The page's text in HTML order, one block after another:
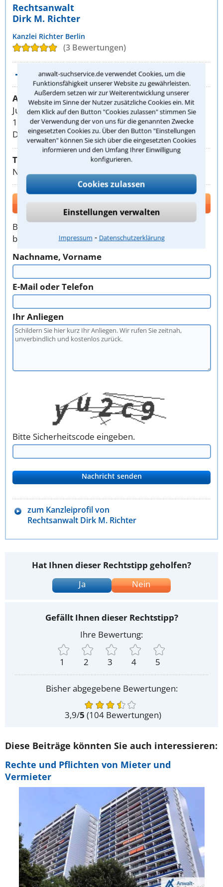
anwalt-suchservice.de verwendet Cookies, um die
Funktionsfähigkeit unserer Website zu gewährleisten.
Außerdem setzen wir zur Weiterentwicklung unserer
Website im Sinne der Nutzer zusätzliche Cookies ein. Mit
dem Klick auf den Button "Cookies zulassen" stimmen Sie
der Verwendung der von uns für die genannten Zwecke
eingesetzten Cookies zu. Über den Button "Einstellungen
verwalten" können Sie sich über die eingesetzten Cookies
informieren und den Umfang Ihrer Einwilligung
konfigurieren.
Cookies zulassen
Einstellungen verwalten
Impressum ⁃ Datenschutzerklärung
Rechtsanwalt
Dirk M. Richter
Kanzlei Richter Berlin
(3 Bewertungen)
Weitere Rechtstipps (40)
Anschrift
Jungstraße 4
10247 Berlin
DEUTSCHLAND
Telefon:
Nummer anzeigen
Kontakt
Bitte verwenden Sie zur Kontaktaufnahme
bevorzugt dieses Formular. Vielen Dank!
Nachname, Vorname
E-Mail oder Telefon
Ihr Anliegen
Bitte Sicherheitscode eingeben.
zum Kanzleiprofil von
Rechtsanwalt Dirk M. Richter
Hat Ihnen dieser Rechtstipp geholfen?
Ja
Nein
Gefällt Ihnen dieser Rechtstipp?
Ihre Bewertung:
1 2 3 4 5
Bisher abgegebene Bewertungen:
3,9/5 (104Bewertungen)
Diese Beiträge könnten Sie auch interessieren:
Rechte und Pflichten von Mieter und
Vermieter